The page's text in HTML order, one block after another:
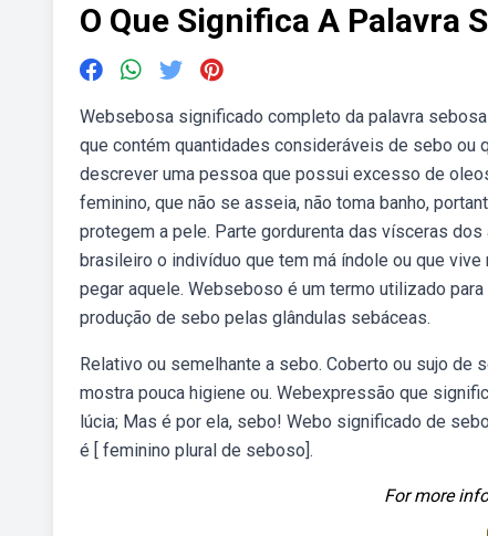
O Que Significa A Palavra
Websebosa significado completo da palavra
que contém quantidades consideráveis de sebo ou
descrever uma pessoa que possui excesso de
feminino, que não se asseia, não toma banho,
protegem a pele. Parte gordurenta das vísceras
brasileiro o indivíduo que tem má índole ou que
pegar aquele. Webseboso é um termo utilizado
produção de sebo pelas glândulas sebáceas.
Relativo ou semelhante a sebo. Coberto ou sujo de
mostra pouca higiene ou. Webexpressão que
lúcia; Mas é por ela, sebo! Webo significado de
é [ feminino plural de seboso].
For more